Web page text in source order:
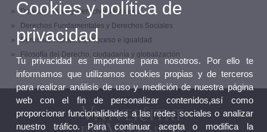
Derecho Penal y Derechos Humanos
Derechos Fundamentales y Derechos Sociales
Derechos Humanos, Proceso e igualdad
Filosofía del Derecho, ciudadanía y globalización
Cookies y política de
privacidad
Tu privacidad es importante para nosotros. Por ello te
informamos que utilizamos cookies propias y de terceros
para realizar análisis de uso y medición de nuestra página
web con el fin de personalizar contenidos,así como
proporcionar funcionalidades a las redes sociales o analizar
nuestro tráfico. Para continuar acepta o modifica la